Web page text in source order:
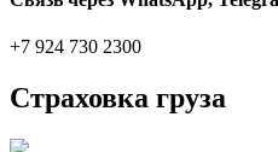
+7 924 730 2300
Страховка груза